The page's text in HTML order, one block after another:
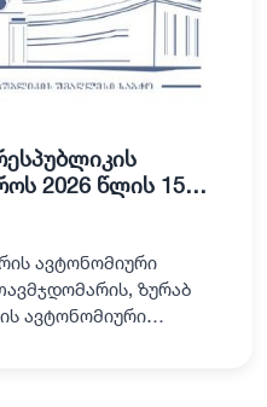
2026 წლის 15
ავტონომიური
ზურაბ
ავტონომიური